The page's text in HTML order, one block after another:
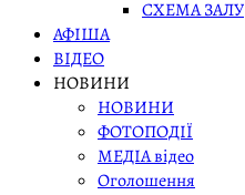
СХЕМА ЗАЛУ
АФІША
ВІДЕО
НОВИНИ
НОВИНИ
ФОТОПОДІЇ
МЕДІА відео
Оголошення